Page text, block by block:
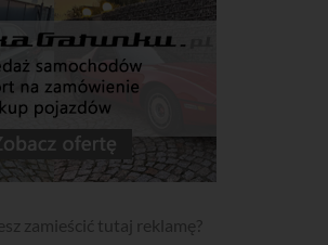
zamieścić tutaj reklamę?